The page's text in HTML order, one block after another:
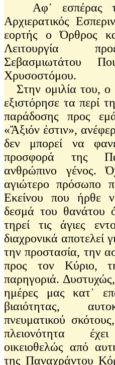
Αφ᾽ εσπέρας
Αρχιερατικός
εορτής ο Όρθρος
Λειτουργία
Σεβασμιωτάτου
Χρυσοστόμου.
Στην ομιλία του, ο
εξιστόρησε τα περί
παράδοσης προς
«Ἄξιόν ἐστιν»,
δεν μπορεί να
προσφορά της
ανθρώπινο γένος.
αγιώτερο πρόσωπο
Εκείνου που ήρθε
δεσμά του θανάτου
τηρεί τις άγιες
διαχρονικά αποτελεί
την προστασία, την
προς τον Κύριο,
παρηγοριά.
ημέρες μας κατ᾽
βιαιότητας,
πνευματικού
πλειονότητα έχει
οικειοθελώς από
της Παναχράντου